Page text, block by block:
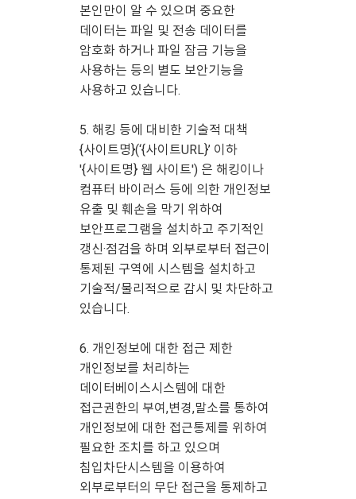
본인만이 알 수 있으며 중요한
데이터는 파일 및 전송 데이터를
암호화 하거나 파일 잠금 기능을
사용하는 등의 별도 보안기능을
사용하고 있습니다.
5. 해킹 등에 대비한 기술적 대책
{사이트명}(‘{사이트URL}’ 이하
'{사이트명} 웹 사이트') 은 해킹이나
컴퓨터 바이러스 등에 의한 개인정보
유출 및 훼손을 막기 위하여
보안프로그램을 설치하고 주기적인
갱신·점검을 하며 외부로부터 접근이
통제된 구역에 시스템을 설치하고
기술적/물리적으로 감시 및 차단하고
있습니다.
6. 개인정보에 대한 접근 제한
개인정보를 처리하는
데이터베이스시스템에 대한
접근권한의 부여,변경,말소를 통하여
개인정보에 대한 접근통제를 위하여
필요한 조치를 하고 있으며
침입차단시스템을 이용하여
외부로부터의 무단 접근을 통제하고